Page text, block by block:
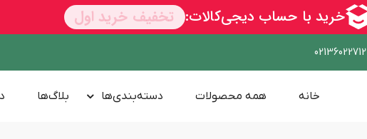
02136022712
خانه همه محصولات دسته‌بندی‌ها بلاگ‌ها